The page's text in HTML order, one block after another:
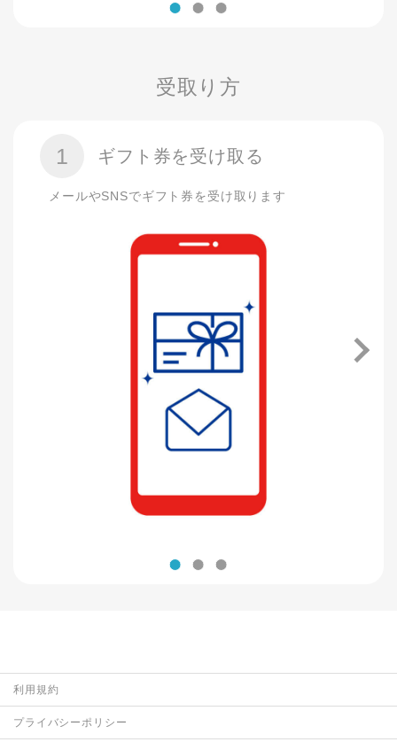
受取り方
1 ギフト券を受け取る
メールやSNSでギフト券を受け取ります
利用規約
プライバシーポリシー